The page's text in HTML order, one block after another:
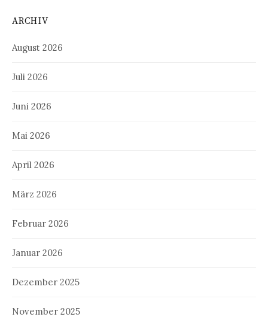
ARCHIV
August 2026
Juli 2026
Juni 2026
Mai 2026
April 2026
März 2026
Februar 2026
Januar 2026
Dezember 2025
November 2025